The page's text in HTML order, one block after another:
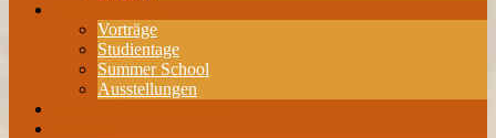
Vorträge
Studientage
Summer School
Ausstellungen